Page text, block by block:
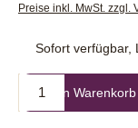
Preise inkl. MwSt. zzgl.
Sofort verfügbar,
Produkt Anzahl:
In den Warenkorb